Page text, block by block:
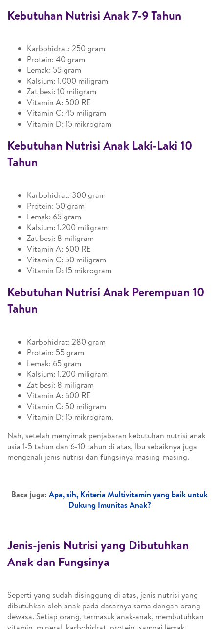
Kebutuhan Nutrisi Anak 7-9 Tahun
Karbohidrat: 250 gram
Protein: 40 gram
Lemak: 55 gram
Kalsium: 1.000 miligram
Zat besi: 10 miligram
Vitamin A: 500 RE
Vitamin C: 45 miligram
Vitamin D: 15 mikrogram
Kebutuhan Nutrisi Anak Laki-Laki 10
Tahun
Karbohidrat: 300 gram
Protein: 50 gram
Lemak: 65 gram
Kalsium: 1.200 miligram
Zat besi: 8 miligram
Vitamin A: 600 RE
Vitamin C: 50 miligram
Vitamin D: 15 mikrogram
Kebutuhan Nutrisi Anak Perempuan 10
Tahun
Karbohidrat: 280 gram
Protein: 55 gram
Lemak: 65 gram
Kalsium: 1.200 miligram
Zat besi: 8 miligram
Vitamin A: 600 RE
Vitamin C: 50 miligram
Vitamin D: 15 mikrogram.
Nah, setelah menyimak penjabaran kebutuhan nutrisi anak
usia 1-5 tahun dan 6-10 tahun di atas, Ibu sebaiknya juga
mengenali jenis nutrisi dan fungsinya masing-masing.
Baca juga: Apa, sih, Kriteria Multivitamin yang baik untuk
Dukung Imunitas Anak?
Jenis-jenis Nutrisi yang Dibutuhkan
Anak dan Fungsinya
Seperti yang sudah disinggung di atas, jenis nutrisi yang
dibutuhkan oleh anak pada dasarnya sama dengan orang
dewasa. Setiap orang, termasuk anak-anak, membutuhkan